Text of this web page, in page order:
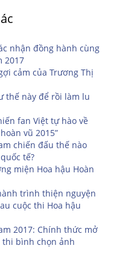
nhận đồng hành cùng
2017
cảm của Trương Thị
thế này để rồi làm lu
fan Việt tự hào về
vũ 2015”
chiến đấu thế nào
tế?
miện Hoa hậu Hoàn
trình thiện nguyện
cuộc thi Hoa hậu
2017: Chính thức mở
thi bình chọn ảnh